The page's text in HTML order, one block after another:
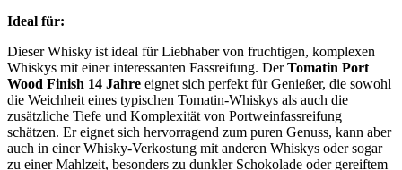
Ideal für:
Dieser Whisky ist ideal für Liebhaber von fruchtigen, komplexen
Whiskys mit einer interessanten Fassreifung. DerTomatin Port
Wood Finish 14 Jahre eignet sich perfekt für Genießer, die sowohl
die Weichheit eines typischen Tomatin-Whiskys als auch die
zusätzliche Tiefe und Komplexität von Portweinfassreifung
schätzen. Er eignet sich hervorragend zum puren Genuss, kann aber
auch in einer Whisky-Verkostung mit anderen Whiskys oder sogar
zu einer Mahlzeit, besonders zu dunkler Schokolade oder gereiftem